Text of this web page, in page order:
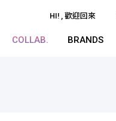
HI! , 歡迎回來
COLLAB. BRANDS